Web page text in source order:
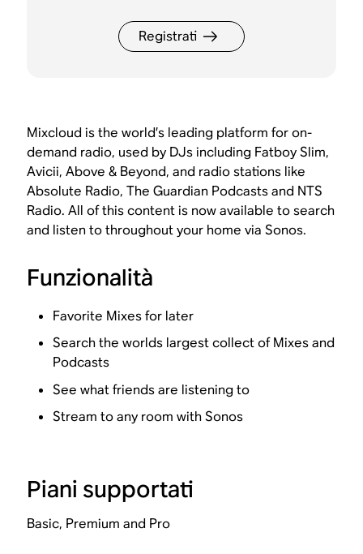
Registrati
Mixcloud is the world’s leading platform for on-
demand radio, used by DJs including Fatboy Slim,
Avicii, Above & Beyond, and radio stations like
Absolute Radio, The Guardian Podcasts and NTS
Radio. All of this content is now available to search
and listen to throughout your home via Sonos.
Funzionalità
Favorite Mixes for later
Search the worlds largest collect of Mixes and
Podcasts
See what friends are listening to
Stream to any room with Sonos
Piani supportati
Basic, Premium and Pro